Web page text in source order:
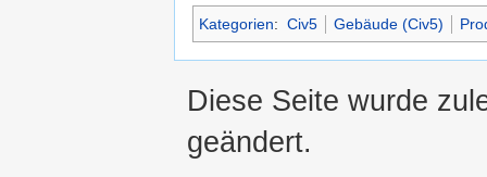
Kategorien: Civ5 Gebäude (Civ5)
Diese Seite wurde
geändert.